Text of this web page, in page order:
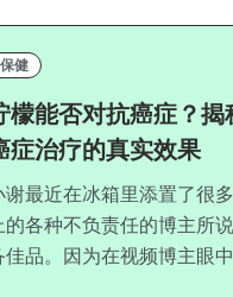
保健
檬能否对抗癌症？
症治疗的真实效果
谢最近在冰箱里添置了很
的各种不负责任的博主所
佳品。因为在视频博主眼